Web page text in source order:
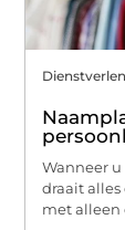
Wanneer
draait
met alleen